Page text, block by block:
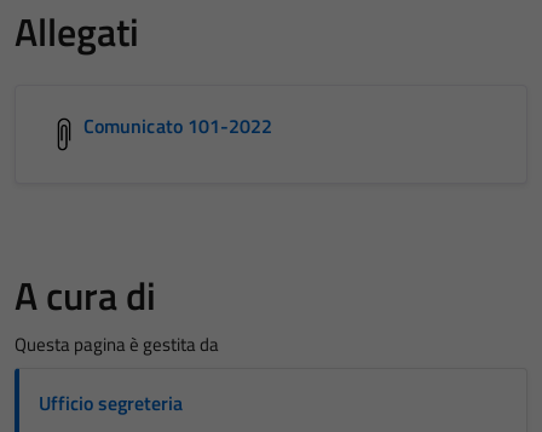
Allegati
Comunicato 101-2022
A cura di
Questa pagina è gestita da
Ufficio segreteria